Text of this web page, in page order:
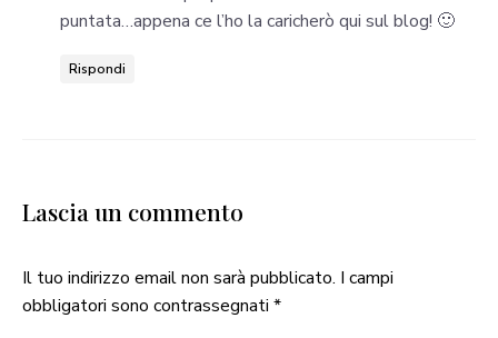
puntata…appena ce l’ho la caricherò qui sul blog! 🙂
Rispondi
Lascia un commento
Il tuo indirizzo email non sarà pubblicato. I campi
obbligatori sono contrassegnati *